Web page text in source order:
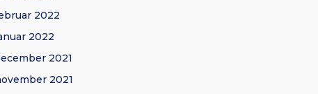
2022
2022
2021
2021